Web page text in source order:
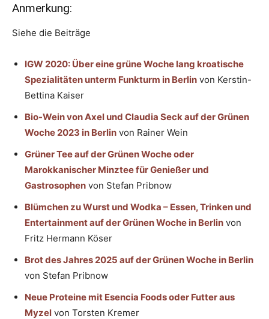
Anmerkung:
Siehe die Beiträge
IGW 2020: Über eine grüne Woche lang kroatische
Spezialitäten unterm Funkturm in Berlin von Kerstin-
Bettina Kaiser
Bio-Wein von Axel und Claudia Seck auf der Grünen
Woche 2023 in Berlin von Rainer Wein
Grüner Tee auf der Grünen Woche oder
Marokkanischer Minztee für Genießer und
Gastrosophen von Stefan Pribnow
Blümchen zu Wurst und Wodka – Essen, Trinken und
Entertainment auf der Grünen Woche in Berlin von
Fritz Hermann Köser
Brot des Jahres 2025 auf der Grünen Woche in Berlin
von Stefan Pribnow
Neue Proteine mit Esencia Foods oder Futter aus
Myzel von Torsten Kremer